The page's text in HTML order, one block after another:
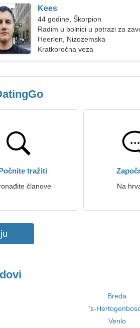
Kees
44 godine, Škorpion
Radim u bolnici u potrazi za
ženom
Heerlen, Nizozemska
Kratkoročna veza
tražiti
članove Na
Breda
's-
Venlo